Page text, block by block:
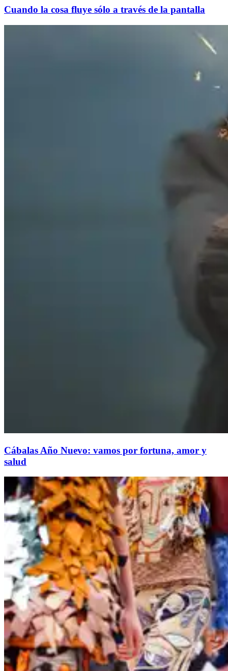
Cuando la cosa fluye sólo a través de la pantalla
Cábalas Año Nuevo: vamos por fortuna, amor y
salud